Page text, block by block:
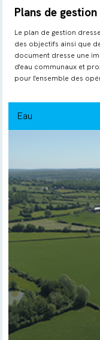
Plans de
Le plan de gestion
des objectifs ainsi que
document dresse une
d'eau communaux et
pour l'ensemble des
Eau